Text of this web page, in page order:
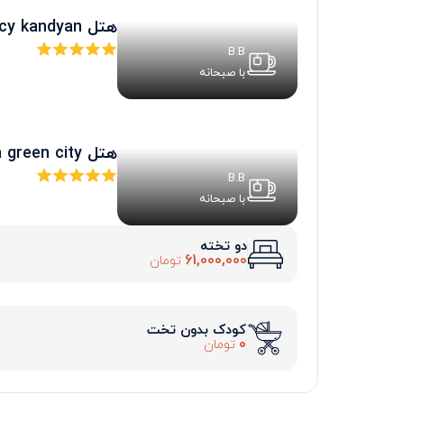
B.B
با صبحانه
هتل earls regency kandyan
B.B
با صبحانه
هتل araliya green city
دو تخته
61,000,000 تومان
کودک بدون تخت
0 تومان